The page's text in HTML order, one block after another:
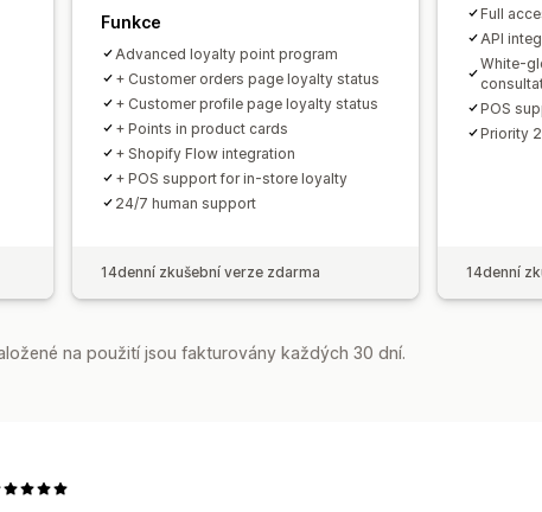
Funkce
Advanced loyalty point program
+ Customer orders page loyalty status
+ Customer profile page loyalty status
+ Points in product cards
+ Shopify Flow integration
+ POS support for in-store loyalty
24/7 human support
14denní zkušební verze zdarma
Full
API
White-
POS
Priority
14denní
na použití jsou fakturovány každých 30 dní.